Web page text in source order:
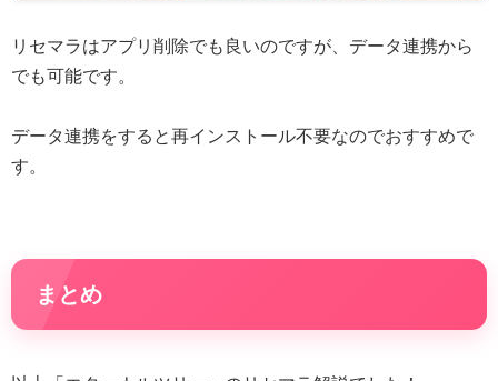
リセマラはアプリ削除でも良いのですが、データ連携から
でも可能です。
データ連携をすると再インストール不要なのでおすすめで
す。
まとめ